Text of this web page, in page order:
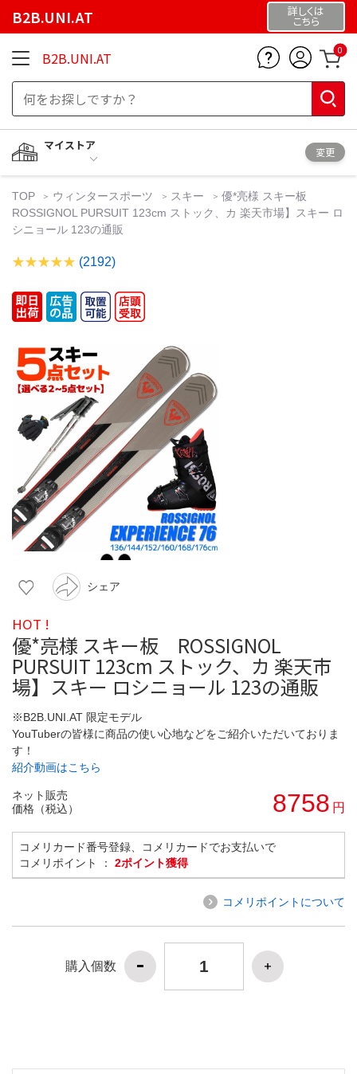
B2B.UNI.AT 詳しくは
こちら
B2B.UNI.AT 0
マイストア
変更
TOP ウィンタースポーツ スキー
優*亮様 スキー板
ROSSIGNOL PURSUIT 123cm ストック、カ 楽天市場】スキー ロ
シニョール 123の通販
(2192)
シェア
HOT !
優*亮様 スキー板 ROSSIGNOL
PURSUIT 123cm ストック、カ 楽天市
場】スキー ロシニョール 123の通販
※B2B.UNI.AT 限定モデル
YouTuberの皆様に商品の使い心地などをご紹介いただいておりま
す！
紹介動画はこちら
ネット販売
価格（税込）
8758 円
コメリカード番号登録、コメリカードでお支払いで
コメリポイント ： 2ポイント獲得
コメリポイントについて
購入個数